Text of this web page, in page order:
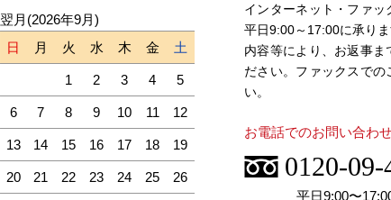
翌月(2026年9月)
日
月 火 水 木 金 土
1 2 3 4 5
6 7 8 9 10 11 12
13 14 15 16 17 18 19
20 21 22 23 24 25 26
インターネット・ファッ
平日9:00～17:00に承り
内容等により、お返事ま
ださい。ファックスで
い。
お電話でのお問い合わ
0120-09-
平日9:00〜